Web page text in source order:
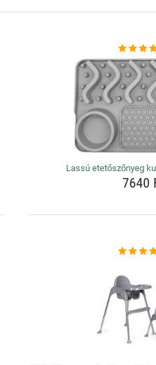
Lassú etetőszőnyeg
7640